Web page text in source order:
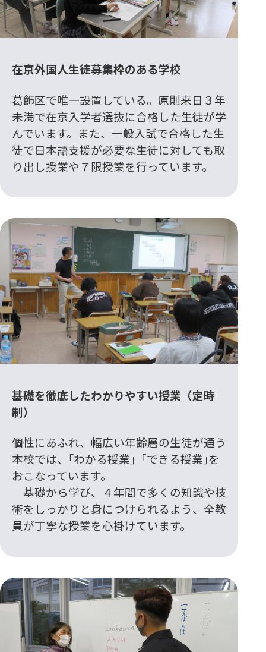
在京外国人生徒募集枠のある学校
葛飾区で唯一設置している。原則来日３年
未満で在京入学者選抜に合格した生徒が学
んでいます。また、一般入試で合格した生
徒で日本語支援が必要な生徒に対しても取
り出し授業や７限授業を行っています。
基礎を徹底したわかりやすい授業（定時
制）
個性にあふれ、幅広い年齢層の生徒が通う
本校では、｢わかる授業｣「できる授業｣を
おこなっています。
基礎から学び、４年間で多くの知識や技
術をしっかりと身につけられるよう、全教
員が丁寧な授業を心掛けています。